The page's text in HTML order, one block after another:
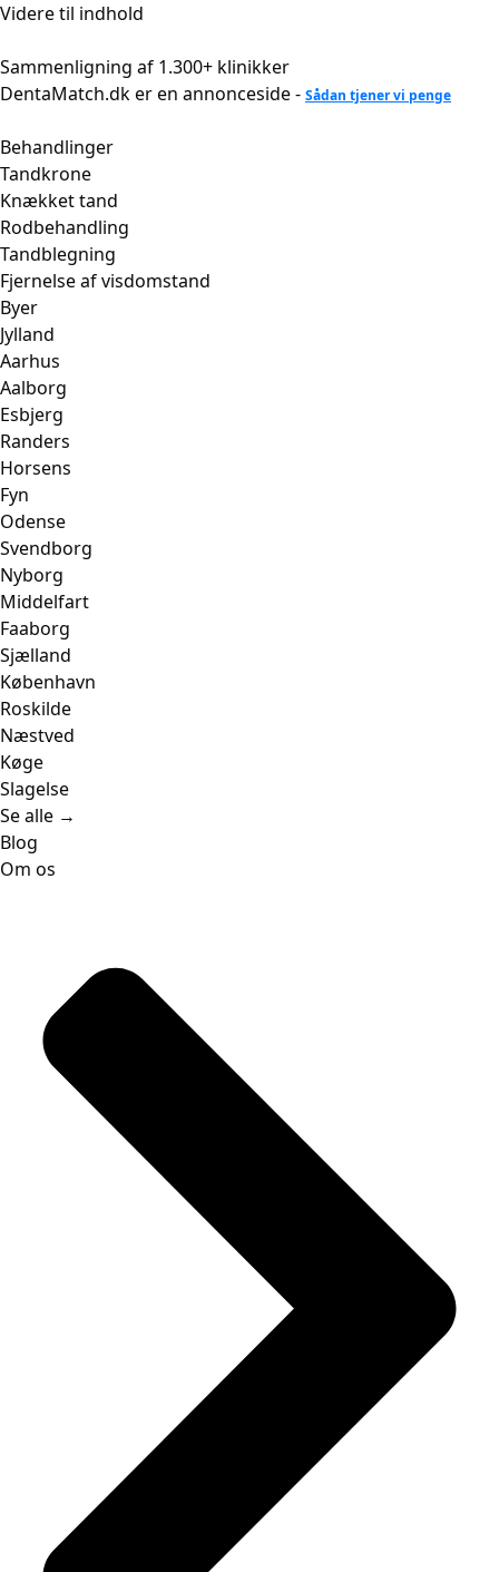
Videre til indhold
Sammenligning af 1.300+ klinikker
DentaMatch.dk er en annonceside - Sådan tjener vi penge
Behandlinger
Tandkrone
Knækket tand
Rodbehandling
Tandblegning
Fjernelse af visdomstand
Byer
Jylland
Aarhus
Aalborg
Esbjerg
Randers
Horsens
Fyn
Odense
Svendborg
Nyborg
Middelfart
Faaborg
Sjælland
København
Roskilde
Næstved
Køge
Slagelse
Se alle →
Blog
Om os